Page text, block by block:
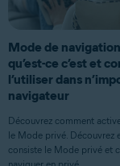
Mode de
qu’est-ce c’est et
l’utiliser dans
navigateur
Découvrez comment
le Mode privé. Découvrez
consiste le Mode privé et